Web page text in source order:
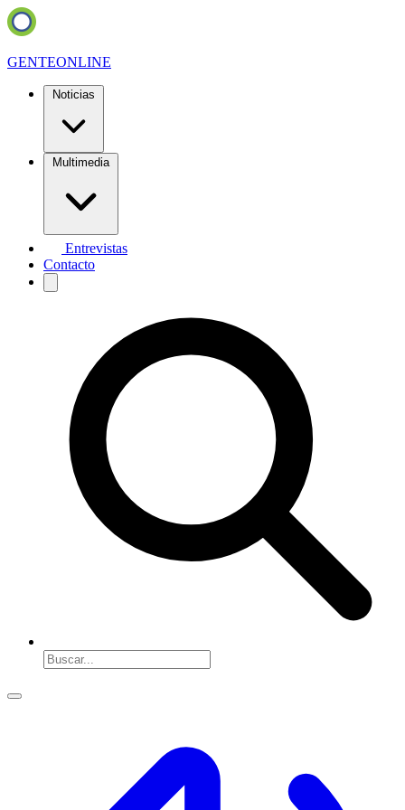
GENTEONLINE
Noticias
Multimedia
Entrevistas
Contacto